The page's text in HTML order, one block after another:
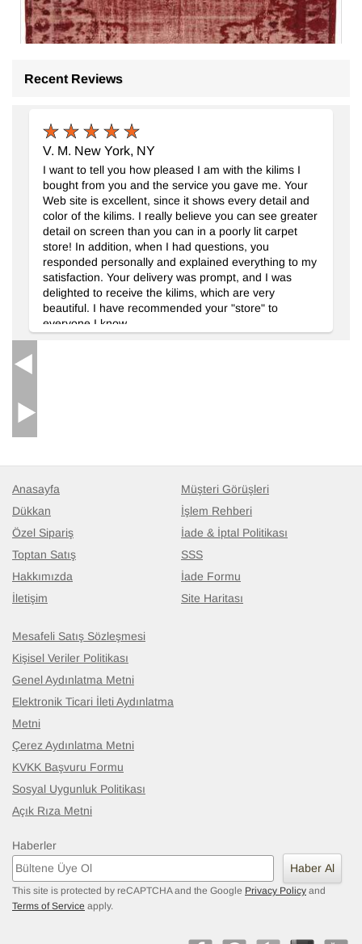
El Oyması Boyalı Halı
- K0082209
174 cm x 265 cm
34.157TL
Recent Reviews
V. M. New York, NY
I want to tell you how pleased I am with the kilims I
bought from you and the service you gave me. Your
Web site is excellent, since it shows every detail and
color of the kilims. I really believe you can see greater
detail on screen than you can in a poorly lit carpet
store! In addition, when I had questions, you
responded personally and explained everything to my
satisfaction. Your delivery was prompt, and I was
delighted to receive the kilims, which are very
beautiful. I have recommended your "store" to
everyone I know
Anasayfa
Dükkan
Özel Sipariş
Toptan Satış
Hakkımızda
İletişim
Müşteri Görüşleri
İşlem Rehberi
İade & İptal Politikası
SSS
İade Formu
Site Haritası
Mesafeli Satış Sözleşmesi
Kişisel Veriler Politikası
Genel Aydınlatma Metni
Elektronik Ticari İleti Aydınlatma
Metni
Çerez Aydınlatma Metni
KVKK Başvuru Formu
Sosyal Uygunluk Politikası
Açık Rıza Metni
Haberler
Haber Al
This site is protected by reCAPTCHA and the Google Privacy Policy and
Terms of Service apply.